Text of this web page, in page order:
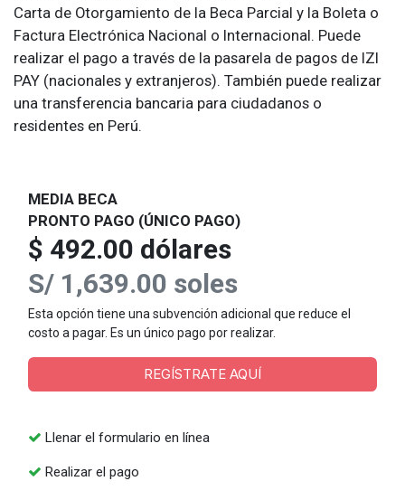
Carta de Otorgamiento de la Beca Parcial y la Boleta o
Factura Electrónica Nacional o Internacional. Puede
realizar el pago a través de la pasarela de pagos de IZI
PAY (nacionales y extranjeros). También puede realizar
una transferencia bancaria para ciudadanos o
residentes en Perú.
MEDIA BECA
PRONTO PAGO (ÚNICO PAGO)
$ 492.00 dólares
S/ 1,639.00 soles
Esta opción tiene una subvención adicional que reduce el
costo a pagar. Es un único pago por realizar.
REGÍSTRATE AQUÍ
Llenar el formulario en línea
Realizar el pago